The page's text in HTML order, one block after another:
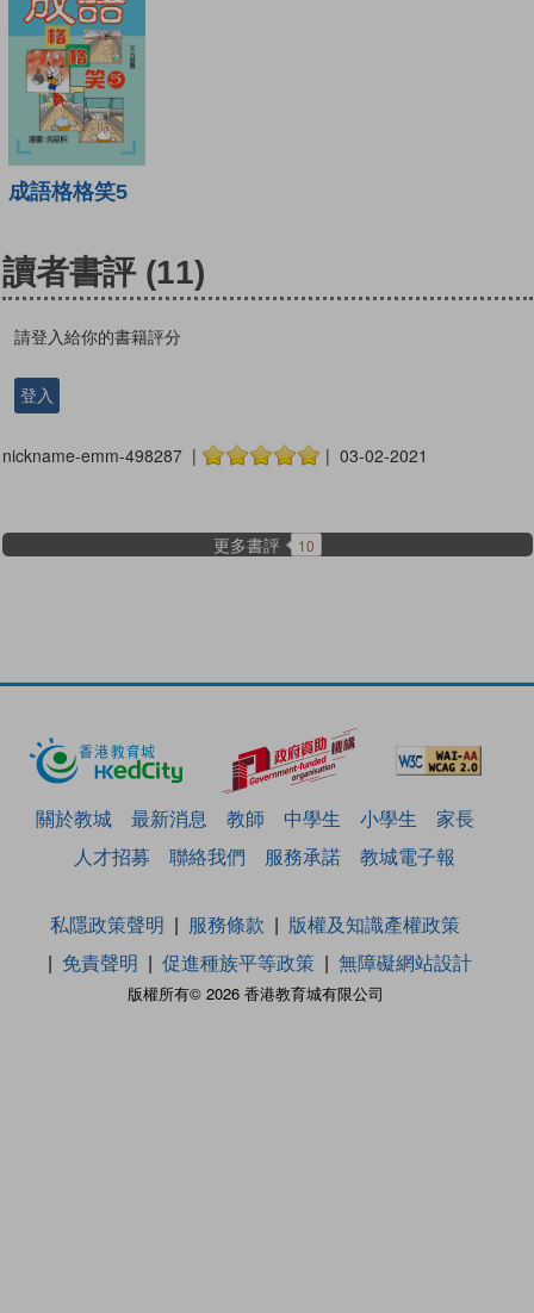
成語格格笑5
讀者書評 (11)
請登入給你的書籍評分
登入
nickname-emm-498287 | | 03-02-2021
更多書評 10
關於教城 最新消息 教師 中學生 小學生
家長
人才招募
聯絡我們 服務承諾 教城電子報
版權所有© 2026 香港教育城有限公司
私隱政策聲明 服務條款
版權及知識產權政策
免責聲明
促進種族平等政策 無障礙網站設計